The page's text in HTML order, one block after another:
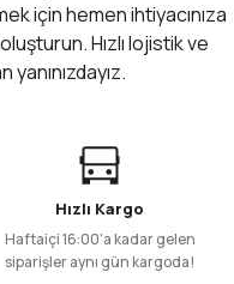
için hemen ihtiyacınıza
Hızlı lojistik ve
Hızlı Kargo
Haftaiçi 16:00'a kadar gelen
siparişler aynı gün kargoda!